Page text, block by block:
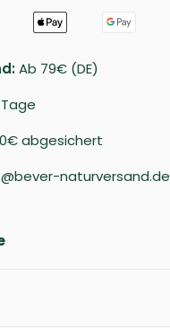
Ab 79€ (DE)
abgesichert
naturversand.de